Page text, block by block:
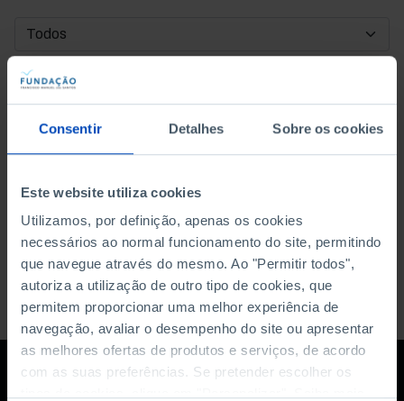
Consentir Detalhes Sobre os cookies
Este website utiliza cookies
Utilizamos, por definição, apenas os cookies
necessários ao normal funcionamento do site, permitindo
que navegue através do mesmo. Ao "Permitir todos",
autoriza a utilização de outro tipo de cookies, que
permitem proporcionar uma melhor experiência de
navegação, avaliar o desempenho do site ou apresentar
as melhores ofertas de produtos e serviços, de acordo
com as suas preferências. Se pretender escolher os
DATA DE INÍCIO
DATA DE FIM